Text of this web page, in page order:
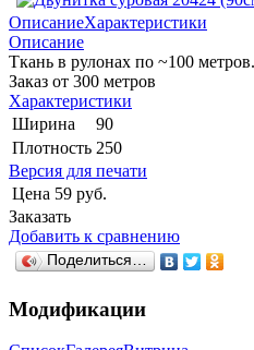
ОписаниеХарактеристики
Описание
Ткань в рулонах по ~100
Заказ от 300 метров
Характеристики
Ширина
90
Плотность 250
Версия для печати
Цена 59 руб.
Заказать
Добавить к сравнению
Поделиться…
Модификации